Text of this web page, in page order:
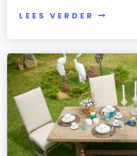
LEES VERDER